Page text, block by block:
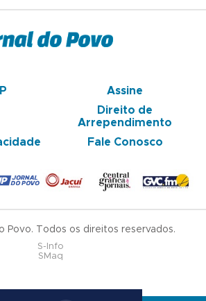
Assine
Direito de
Arrependimento
Fale Conosco
Povo. Todos os direitos reservados.
S-Info
SMaq